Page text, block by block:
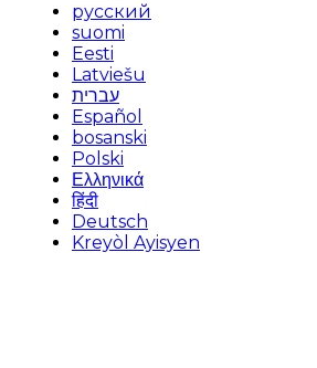
русский
suomi
Eesti
Latviešu
עברית
Español
bosanski
Polski
Ελληνικά
हिंदी
Deutsch
Kreyòl Ayisyen